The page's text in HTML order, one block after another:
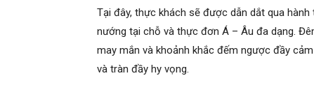
Tại đây, thực khách sẽ được dẫn dắt qua
nướng tại chỗ và thực đơn Á – Âu đa dạng.
may mắn và khoảnh khắc đếm ngược đầy
và tràn đầy hy vọng.